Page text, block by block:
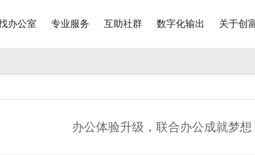
办公室 专业服务 互助社群 数字化输出 关于创
办公体验升级，联合办公成就梦想